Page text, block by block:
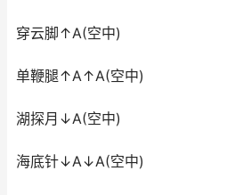
穿云脚↑A(空中)
单鞭腿↑A↑A(空中)
湖探月↓A(空中)
海底针↓A↓A(空中)